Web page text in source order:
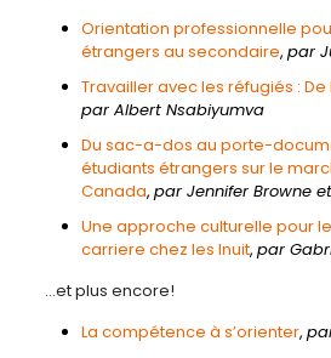
Orientation professionnelle
étrangers au secondaire, par
Travailler avec les réfugiés : De
par Albert Nsabiyumva
Du sac-a-dos au porte-
étudiants étrangers sur le
Canada, par Jennifer Browne
Une approche culturelle pour
carriere chez les Inuit, par
…et plus encore!
La compétence à s’orienter,